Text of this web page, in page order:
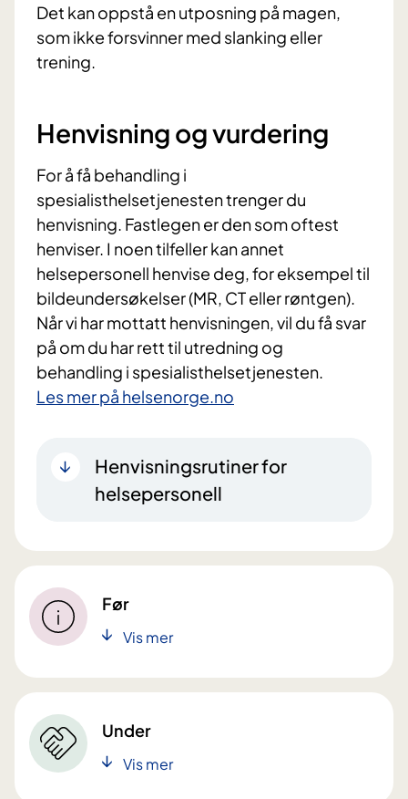
Det kan oppstå en utposning på magen,
som ikke forsvinner med slanking eller
trening.
Henvisning og vurdering
For å få behandling i
spesialisthelsetjenesten trenger du
henvisning. Fastlegen er den som oftest
henviser. I noen tilfeller kan annet
helsepersonell henvise deg, for eksempel til
bildeundersøkelser (MR, CT eller røntgen).
Når vi har mottatt henvisningen, vil du få svar
på om du har rett til utredning og
behandling i spesialisthelsetjenesten.
Les mer på helsenorge.no
Henvisningsrutiner for
helsepersonell
Før
Vis mer
Under
Vis mer